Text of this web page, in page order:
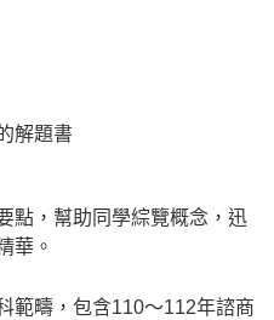
解題書
點，幫助同學綜覽概念，迅
華。
範疇，包含110～112年諮商